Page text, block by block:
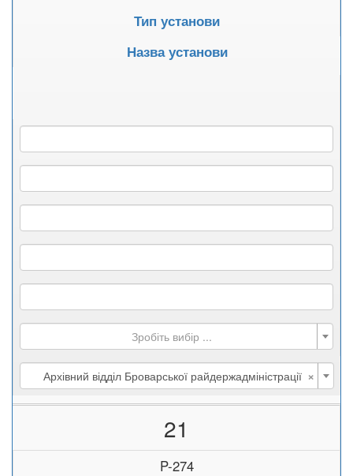
Тип установи
Назва установи
Зробіть вибір ...
×
Архівний відділ Броварської райдержадміністрації
21
P-274